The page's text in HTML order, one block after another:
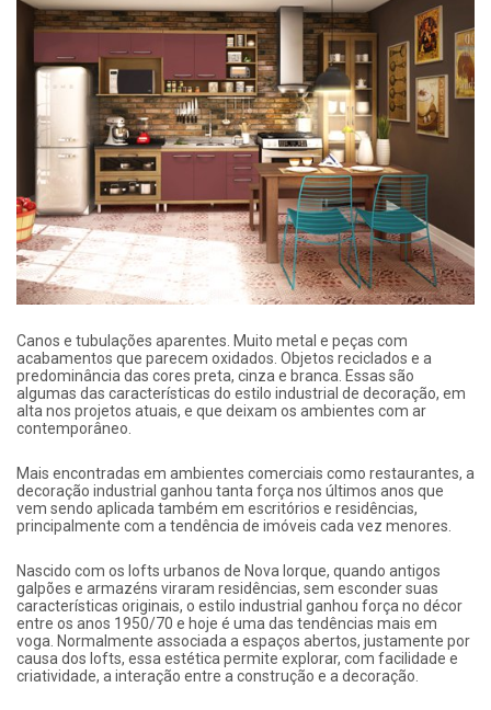
Canos e tubulações aparentes. Muito metal e peças com
acabamentos que parecem oxidados. Objetos reciclados e a
predominância das cores preta, cinza e branca. Essas são
algumas das características do estilo industrial de decoração, em
alta nos projetos atuais, e que deixam os ambientes com ar
contemporâneo.
Mais encontradas em ambientes comerciais como restaurantes, a
decoração industrial ganhou tanta força nos últimos anos que
vem sendo aplicada também em escritórios e residências,
principalmente com a tendência de imóveis cada vez menores.
Nascido com os lofts urbanos de Nova Iorque, quando antigos
galpões e armazéns viraram residências, sem esconder suas
características originais, o estilo industrial ganhou força no décor
entre os anos 1950/70 e hoje é uma das tendências mais em
voga. Normalmente associada a espaços abertos, justamente por
causa dos lofts, essa estética permite explorar, com facilidade e
criatividade, a interação entre a construção e a decoração.